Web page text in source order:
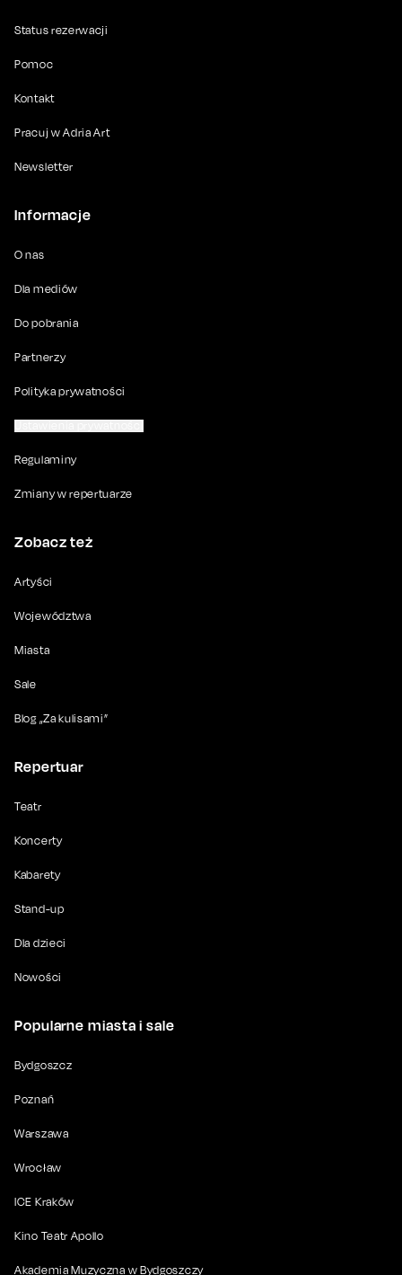
Status rezerwacji
Pomoc
Kontakt
Pracuj w Adria Art
Newsletter
Informacje
O nas
Dla mediów
Do pobrania
Partnerzy
Polityka prywatności
Regulaminy
Zmiany w repertuarze
Zobacz też
Artyści
Województwa
Miasta
Sale
Blog „Za kulisami”
Repertuar
Teatr
Koncerty
Kabarety
Stand-up
Dla dzieci
Nowości
Popularne miasta i sale
Bydgoszcz
Poznań
Warszawa
Wrocław
ICE Kraków
Kino Teatr Apollo
Akademia Muzyczna w Bydgoszczy